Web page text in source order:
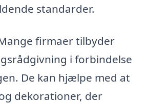
standarder.
firmaer tilbyder
i forbindelse
De kan hjælpe med at
dekorationer, der